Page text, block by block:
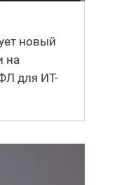
новый
на
для ИT-